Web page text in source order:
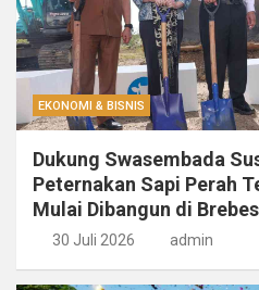
EKONOMI & BISNIS
Dukung Swasembada
Peternakan Sapi Perah
Mulai Dibangun di Brebes
30 Juli 2026 admin